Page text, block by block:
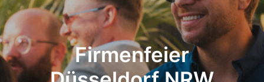
Firmenfeier